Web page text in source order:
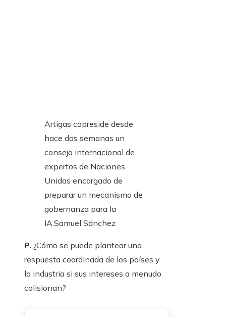
Artigas copreside desde
hace dos semanas un
consejo internacional de
expertos de Naciones
Unidas encargado de
preparar un mecanismo de
gobernanza para la
IA.Samuel Sánchez
P. ¿Cómo se puede plantear una
respuesta coordinada de los países y
la industria si sus intereses a menudo
colisionan?